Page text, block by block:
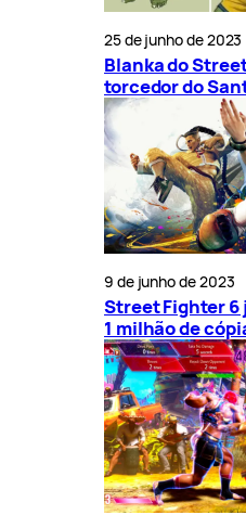
25 de junho de 2023
Blanka do
torcedor do
9 de junho de 2023
Street Fighter 6
1 milhão de